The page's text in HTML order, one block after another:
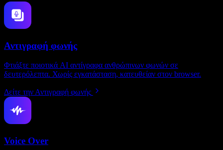
Αντιγραφή φωνής
Φτιάξτε ποιοτικά AI αντίγραφα ανθρώπινων φωνών σε
δευτερόλεπτα. Χωρίς εγκατάσταση, κατευθείαν στον browser.
Δείτε την Αντιγραφή φωνής
Voice Over